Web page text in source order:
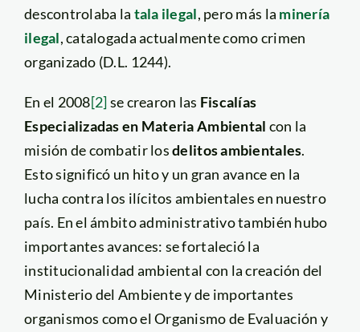
descontrolaba la tala ilegal, pero más la minería
ilegal, catalogada actualmente como crimen
organizado (D.L. 1244).
En el 2008[2]se crearon las Fiscalías
Especializadas en Materia Ambiental con la
misión de combatir losdelitos ambientales.
Esto significó un hito y un gran avance en la
lucha contra los ilícitos ambientales en nuestro
país. En el ámbito administrativo también hubo
importantes avances: se fortaleció la
institucionalidad ambiental con la creación del
Ministerio del Ambiente y de importantes
organismos como el Organismo de Evaluación y